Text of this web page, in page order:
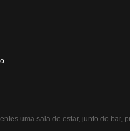
uma sala de estar, junto do bar,